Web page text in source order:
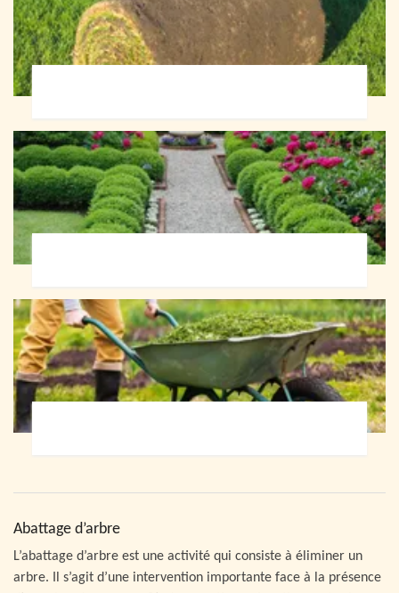
Abattage d’arbre
L’abattage d’arbre est une activité qui consiste à éliminer un
arbre. Il s’agit d’une intervention importante face à la présence